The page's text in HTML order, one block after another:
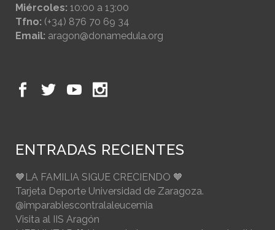
Miércoles: 10:00 a 13:00
Tfno: (+34) 876 70 69 34
Email: aragon@donamedula.org
ENTRADAS RECIENTES
🧡LA FAMILIA SIGUE CRECIENDO 🧡
Tarjeta Deporte Universidad de Zaragoza.
@imparablescontralaleucemia
Visita al IIS Aragón